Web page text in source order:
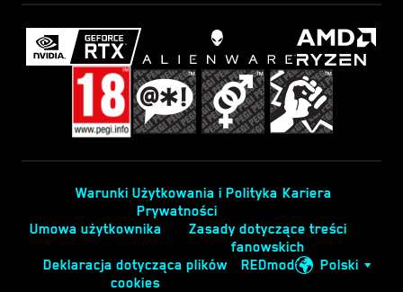
Warunki Użytkowania i Polityka
Prywatności
Kariera
Umowa użytkownika
Zasady dotyczące treści
fanowskich
Deklaracja dotycząca plików
cookies
REDmod Polski